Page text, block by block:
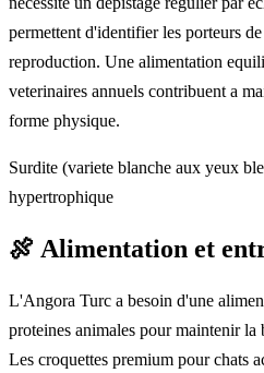
permettent d'identifier les porteurs
reproduction. Une alimentation
veterinaires annuels contribuent a
forme physique.
Surdite (variete blanche aux yeux
hypertrophique
🍖 Alimentation et
L'Angora Turc a besoin d'une
proteines animales pour maintenir la
Les croquettes premium pour chats